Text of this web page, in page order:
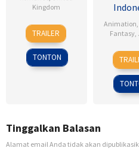
Kingdom
17
Jan
2007
Sean
Ellis
TRAILER
TONTON
Animation,
Fantasy,
Tinggalkan Balasan
Alamat email Anda tidak akan